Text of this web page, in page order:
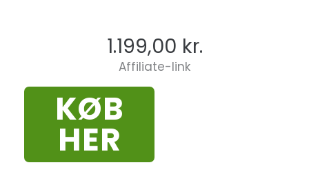
1.199,00 kr.
Affiliate-link
KØB
HER